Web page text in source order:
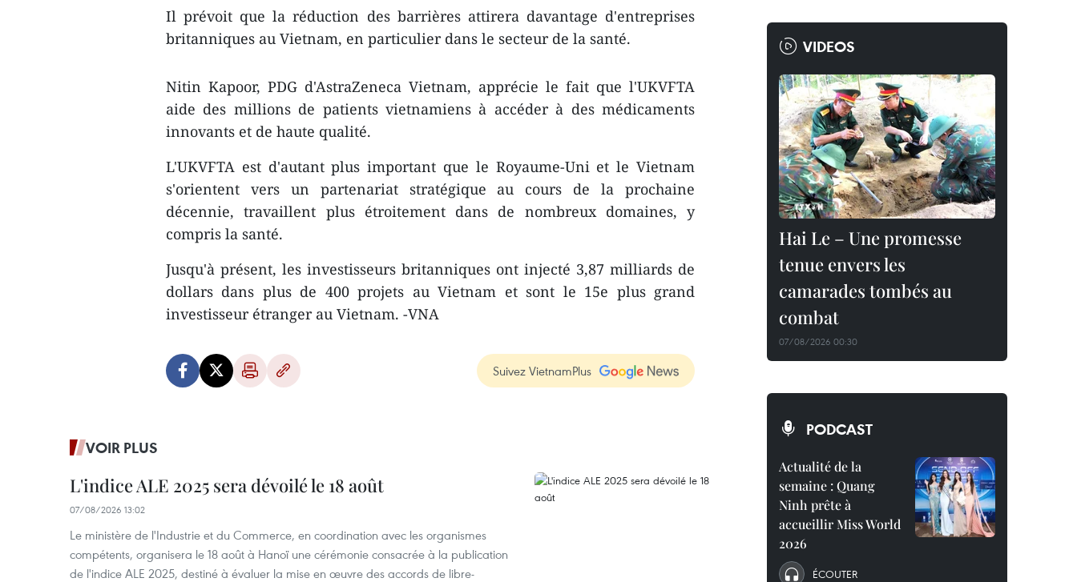
Il prévoit que la réduction des barrières attirera davantage d'entreprises
britanniques au Vietnam, en particulier dans le secteur de la santé.
Nitin Kapoor, PDG d'AstraZeneca Vietnam, apprécie le fait que l'UKVFTA
aide des millions de patients vietnamiens à accéder à des médicaments
innovants et de haute qualité.
L'UKVFTA est d'autant plus important que le Royaume-Uni et le Vietnam
s'orientent vers un partenariat stratégique au cours de la prochaine
décennie, travaillent plus étroitement dans de nombreux domaines, y
compris la santé.
Jusqu'à présent, les investisseurs britanniques ont injecté 3,87 milliards de
dollars dans plus de 400 projets au Vietnam et sont le 15e plus grand
investisseur étranger au Vietnam. -VNA
Suivez VietnamPlus
VOIR PLUS
L'indice ALE 2025 sera dévoilé le 18 août
07/08/2026 13:02
Le ministère de l'Industrie et du Commerce, en coordination avec les organismes
compétents, organisera le 18 août à Hanoï une cérémonie consacrée à la publication
de l'indice ALE 2025, destiné à évaluer la mise en œuvre des accords de libre-
VIDEOS
Hai Le – Une promesse
tenue envers les
camarades tombés au
combat
07/08/2026 00:30
PODCAST
Actualité de la
semaine : Quang
Ninh prête à
accueillir Miss World
2026
ÉCOUTER